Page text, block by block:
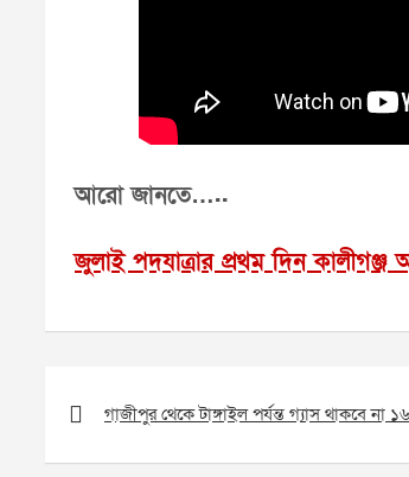
আরো জানতে…..
জুলাই পদযাত্রার প্রথম দিন
navigation
গাজীপুর থেকে টাঙ্গাইল পর্যন্ত গ্যাস থাকবে না